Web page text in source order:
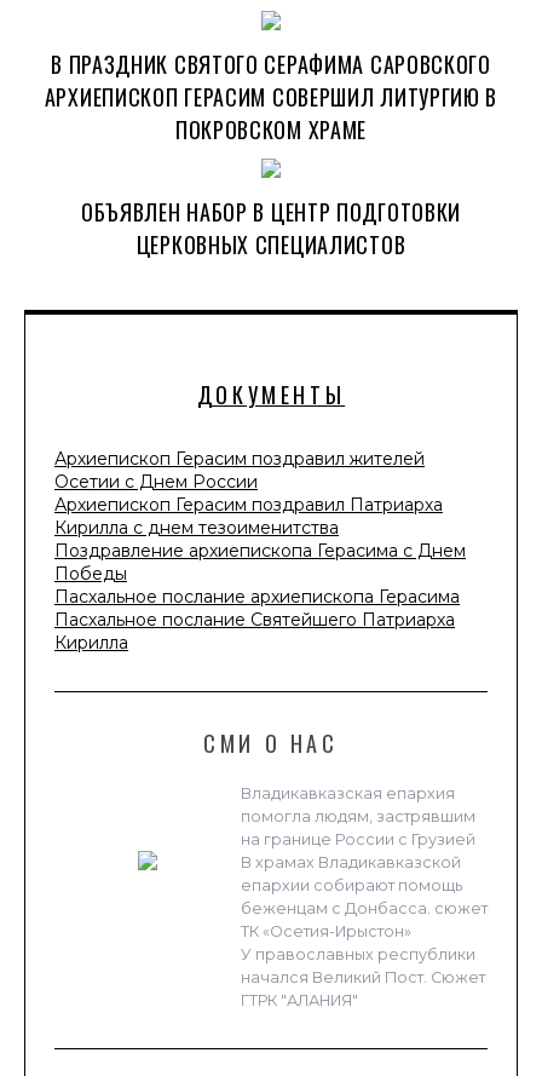
ДОКУМЕНТЫ
Архиепископ Герасим поздравил жителей
Осетии с Днем России
Архиепископ Герасим поздравил Патриарха
Кирилла с днем тезоименитства
Поздравление архиепископа Герасима с Днем
Победы
Пасхальное послание архиепископа Герасима
Пасхальное послание Святейшего Патриарха
Кирилла
СМИ О НАС
Владикавказская епархия
помогла людям, застрявшим
на границе России с Грузией
В храмах Владикавказской
епархии собирают помощь
беженцам с Донбасса. сюжет
ТК «Осетия-Ирыстон»
У православных республики
начался Великий Пост. Сюжет
ГТРК "АЛАНИЯ"
В ПРАЗДНИК СВЯТОГО СЕРАФИМА САРОВСКОГО
АРХИЕПИСКОП ГЕРАСИМ СОВЕРШИЛ ЛИТУРГИЮ В
ПОКРОВСКОМ ХРАМЕ
ОБЪЯВЛЕН НАБОР В ЦЕНТР ПОДГОТОВКИ
ЦЕРКОВНЫХ СПЕЦИАЛИСТОВ